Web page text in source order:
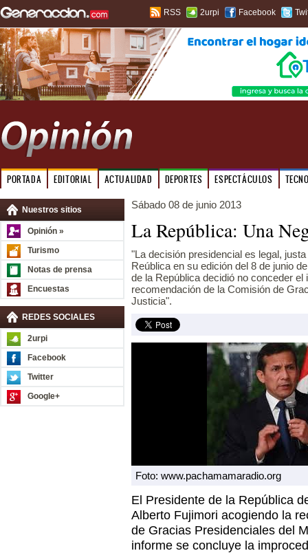
RSS 2urpi Facebook
PORTADA EDITORIAL ACTUALIDAD DEPORTES ESPECTÁCULOS
Nuestros sitios
Opinión »
Turismo
Notas de prensa
Encuestas
REDES SOCIALES
2urpi
Facebook
Twitter
Google+
Sábado 08 de junio 2013
La República: Una
"La decisión presidencial es legal,
Reública en su edición del 8 de junio
de la República decidió no conceder
recomendación de la Comisión de
Justicia".
Foto: www.pachamamaradio.org
El Presidente de la República
Alberto Fujimori acogiendo la
de Gracias Presidenciales del
informe se concluye la